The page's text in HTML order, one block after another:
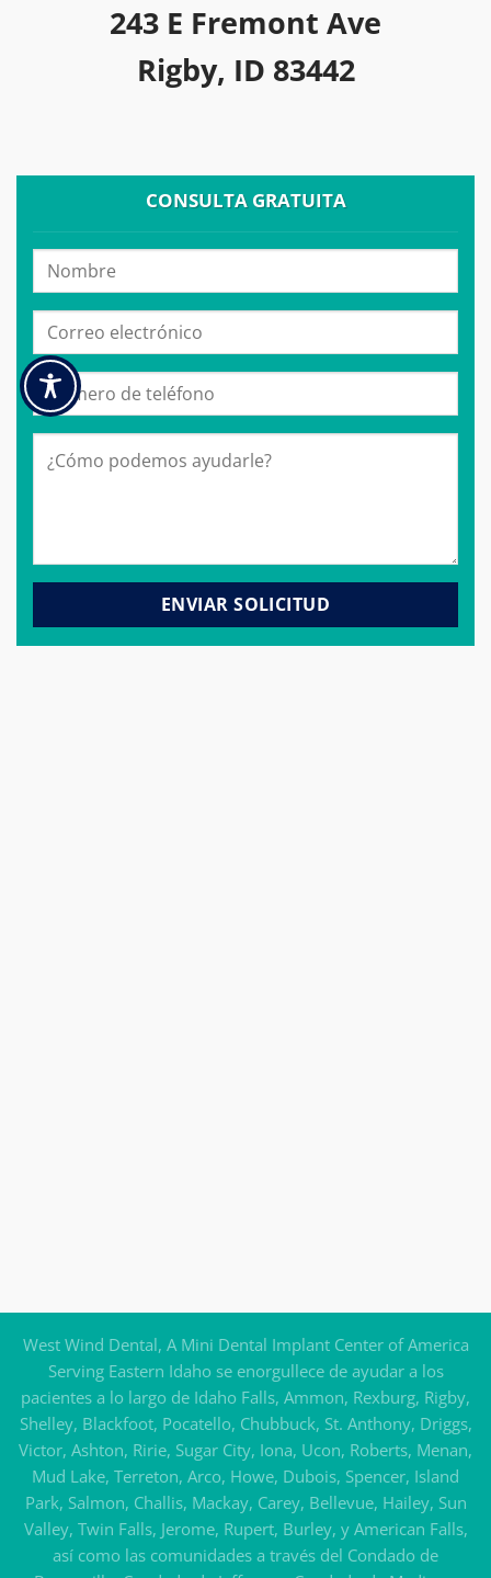
243 E Fremont Ave
Rigby, ID 83442
CONSULTA GRATUITA
West Wind Dental, A Mini Dental Implant Center of America
Serving Eastern Idaho se enorgullece de ayudar a los
pacientes a lo largo de Idaho Falls, Ammon, Rexburg, Rigby,
Shelley, Blackfoot, Pocatello, Chubbuck, St. Anthony, Driggs,
Victor, Ashton, Ririe, Sugar City, Iona, Ucon, Roberts, Menan,
Mud Lake, Terreton, Arco, Howe, Dubois, Spencer, Island
Park, Salmon, Challis, Mackay, Carey, Bellevue, Hailey, Sun
Valley, Twin Falls, Jerome, Rupert, Burley, y American Falls,
así como las comunidades a través del Condado de